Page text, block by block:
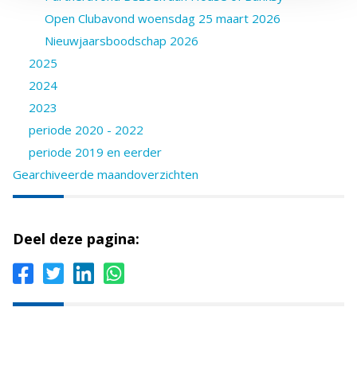
Open Clubavond woensdag 25 maart 2026
Nieuwjaarsboodschap 2026
2025
2024
2023
periode 2020 - 2022
periode 2019 en eerder
Gearchiveerde maandoverzichten
Deel deze pagina: